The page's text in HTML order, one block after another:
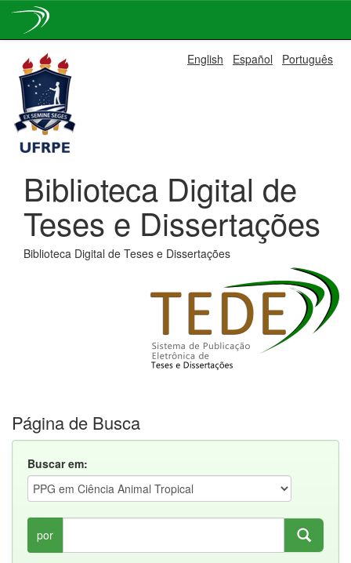
navigation
English Español Português
Biblioteca Digital de
Teses e Dissertações
Biblioteca Digital de Teses e Dissertações
Página de Busca
Buscar em:
por